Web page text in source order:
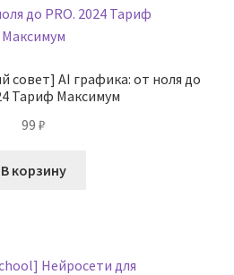
совет] AI графика: от ноля до
Тариф Максимум
99 ₽
В корзину